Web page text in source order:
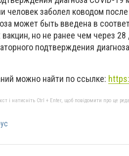
человек заболел ководом
может быть введена в
но не ранее чем через 28
подтверждения
можно найти по ссылке:
і натисніть Ctrl + Enter, щоб повідомити про це